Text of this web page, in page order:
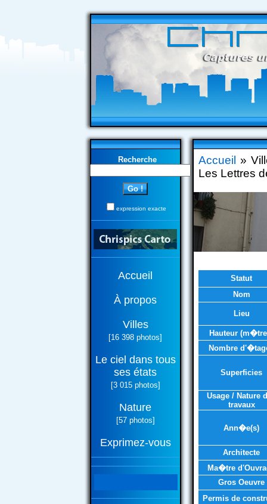
Recherche
expression exacte
Accueil
À propos
Villes
[16 398 photos]
Le ciel dans tous
ses états
[3 015 photos]
Nature
[57 photos]
Exprimez-vous
Accueil »
Les Lettres
Statut
Nom
Lieu
Hauteur
Nombre
Superficies
Usage / Nature
travaux
Ann�e(s)
Architecte
Ma�tre
Gros Oeuvre
Permis de